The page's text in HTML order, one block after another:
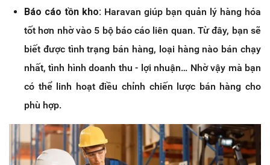
Báo cáo tồn kho: Haravan giúp bạn quản lý hàng hóa
tốt hơn nhờ vào 5 bộ báo cáo liên quan. Từ đây, bạn sẽ
biết được tình trạng bán hàng, loại hàng nào bán chạy
nhất, tình hình doanh thu - lợi nhuận… Nhờ vậy mà bạn
có thể linh hoạt điều chỉnh chiến lược bán hàng cho
phù hợp.